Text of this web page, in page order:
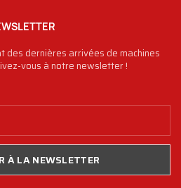
des dernières arrivées de machines
vous à notre newsletter !